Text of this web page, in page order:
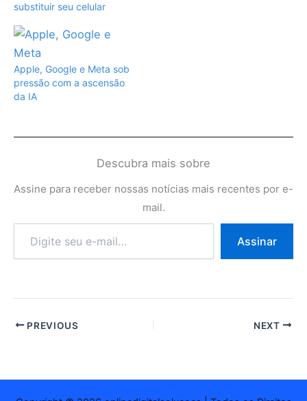
substituir seu celular
Apple, Google e Meta sob
pressão com a ascensão
da IA
Descubra mais sobre
Assine para receber nossas notícias mais recentes por e-
mail.
e-
Assinar
PREVIOUS NEXT